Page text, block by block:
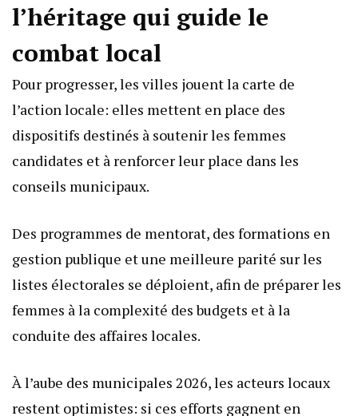
l’héritage qui guide le
combat local
Pour progresser, les villes jouent la carte de
l’action locale: elles mettent en place des
dispositifs destinés à soutenir les femmes
candidates et à renforcer leur place dans les
conseils municipaux.
Des programmes de mentorat, des formations en
gestion publique et une meilleure parité sur les
listes électorales se déploient, afin de préparer les
femmes à la complexité des budgets et à la
conduite des affaires locales.
À l’aube des municipales 2026, les acteurs locaux
restent optimistes: si ces efforts gagnent en